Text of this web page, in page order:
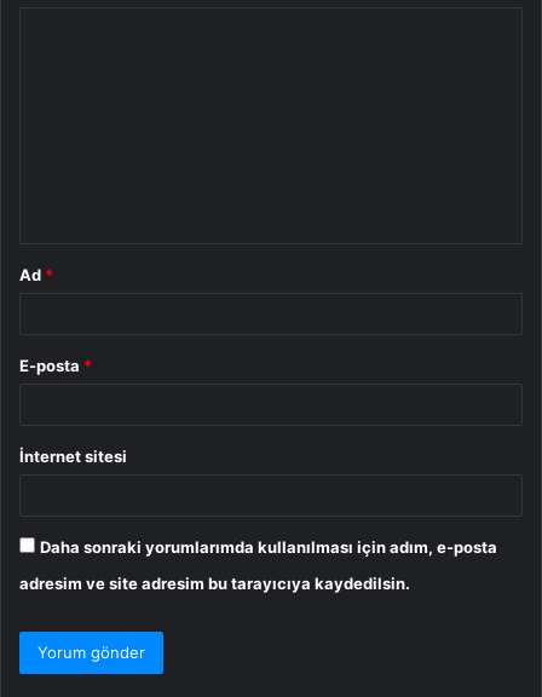
Ad *
E-posta *
İnternet sitesi
Daha sonraki yorumlarımda kullanılması için adım, e-posta
adresim ve site adresim bu tarayıcıya kaydedilsin.